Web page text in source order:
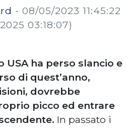
- 08/05/2023 11:45:22
03:18:07)
USA ha perso slancio e
di quest’anno,
dovrebbe
picco ed entrare
In passato i